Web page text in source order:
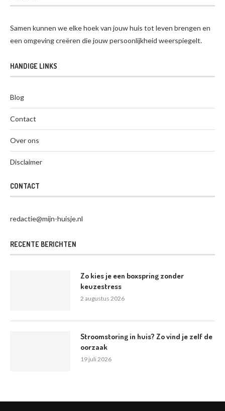
Samen kunnen we elke hoek van jouw huis tot leven brengen en
een omgeving creëren die jouw persoonlijkheid weerspiegelt.
HANDIGE LINKS
Blog
Contact
Over ons
Disclaimer
CONTACT
redactie@mijn-huisje.nl
RECENTE BERICHTEN
Zo kies je een boxspring zonder
keuzestress
2 augustus 2026
Stroomstoring in huis? Zo vind je zelf de
oorzaak
19 juli 2026